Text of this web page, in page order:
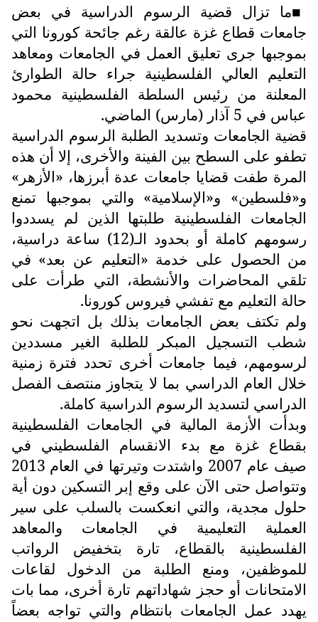
■ما تزال قضية الرسوم الدراسية في بعض
جامعات قطاع غزة عالقة رغم جائحة كورونا التي
بموجبها جرى تعليق العمل في الجامعات ومعاهد
التعليم العالي الفلسطينية جراء حالة الطوارئ
المعلنة من رئيس السلطة الفلسطينية محمود
عباس في 5 آذار (مارس) الماضي.
قضية الجامعات وتسديد الطلبة الرسوم الدراسية
تطفو على السطح بين الفينة والأخرى، إلا أن هذه
المرة طفت قضايا جامعات عدة أبرزها، «الأزهر»
و«فلسطين» و«الإسلامية» والتي بموجبها تمنع
الجامعات الفلسطينية طلبتها الذين لم يسددوا
رسومهم كاملة أو بحدود الـ(12) ساعة دراسية،
من الحصول على خدمة «التعليم عن بعد» في
تلقي المحاضرات والأنشطة، التي طرأت على
حالة التعليم مع تفشي فيروس كورونا.
ولم تكتف بعض الجامعات بذلك بل اتجهت نحو
شطب التسجيل المبكر للطلبة الغير مسددين
لرسومهم، فيما جامعات أخرى تحدد فترة زمنية
خلال العام الدراسي بما لا يتجاوز منتصف الفصل
الدراسي لتسديد الرسوم الدراسية كاملة.
وبدأت الأزمة المالية في الجامعات الفلسطينية
بقطاع غزة مع بدء الانقسام الفلسطيني في
صيف عام 2007 واشتدت وتيرتها في العام 2013
وتتواصل حتى الآن على وقع إبر التسكين دون أية
حلول مجدية، والتي انعكست بالسلب على سير
العملية التعليمية في الجامعات والمعاهد
الفلسطينية بالقطاع، تارة بتخفيض الرواتب
للموظفين، ومنع الطلبة من الدخول لقاعات
الامتحانات أو حجز شهاداتهم تارة أخرى، مما بات
يهدد عمل الجامعات بانتظام والتي تواجه بعضاً